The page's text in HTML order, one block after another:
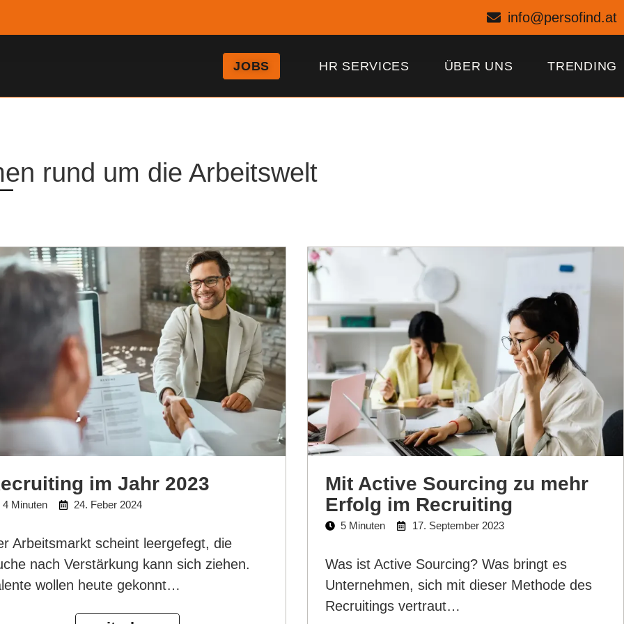
info@persofind.at
JOBS HR SERVICES ÜBER UNS TRENDING
rund um die Arbeitswelt
im Jahr 2023
4 Minuten 24. Feber 2024
Arbeitsmarkt scheint leergefegt, die
nach Verstärkung kann sich ziehen.
wollen heute gekonnt…
Mit Active Sourcing zu mehr
Erfolg im Recruiting
5 Minuten 17. September 2023
Was ist Active Sourcing? Was bringt es
Unternehmen, sich mit dieser Methode des
Recruitings vertraut…